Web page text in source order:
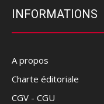
INFORMATIONS
A propos
Charte éditoriale
CGV - CGU